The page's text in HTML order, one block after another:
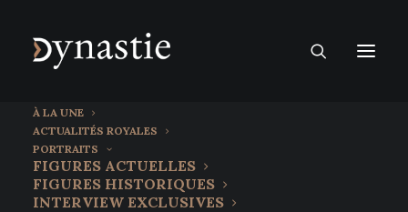
À LA UNE
ACTUALITÉS ROYALES
PORTRAITS
FIGURES ACTUELLES
FIGURES HISTORIQUES
INTERVIEW EXCLUSIVES